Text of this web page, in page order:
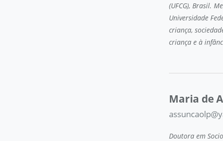
(UFCG), Brasil.
Universidade
criança,
criança e à
Maria de
Doutora em